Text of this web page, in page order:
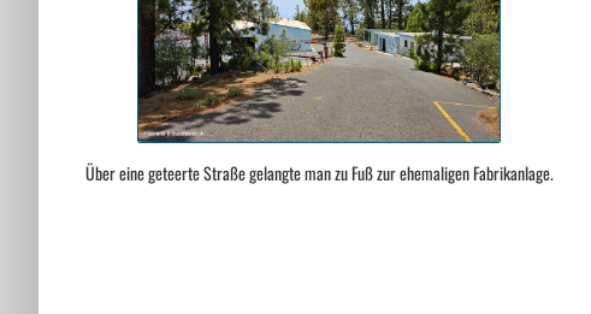
Über eine geteerte Straße gelangte man zu Fuß zur ehemaligen Fabrikanlage.